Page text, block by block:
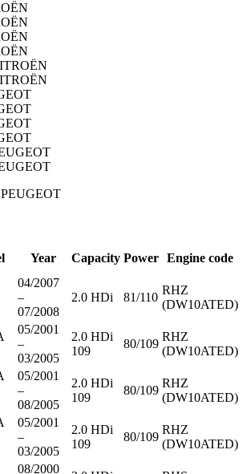
Year Capacity Power Engine code
04/2007
–
07/2008
2.0 HDi 81/110
RHZ
(DW10ATED)
05/2001
–
03/2005
2.0 HDi
109
80/109
RHZ
(DW10ATED)
05/2001
–
08/2005
2.0 HDi
109
80/109
RHZ
(DW10ATED)
05/2001
–
03/2005
2.0 HDi
109
80/109
RHZ
(DW10ATED)
08/2000